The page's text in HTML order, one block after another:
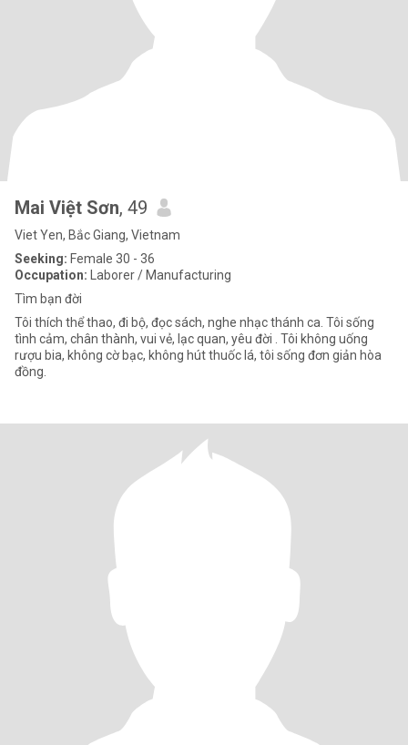
Mai Việt Sơn, 49
Viet Yen, Bắc Giang, Vietnam
Seeking: Female 30 - 36
Occupation: Laborer / Manufacturing
Tìm bạn đời
Tôi thích thể thao, đi bộ, đọc sách, nghe nhạc thánh ca. Tôi sống
tình cảm, chân thành, vui vẻ, lạc quan, yêu đời . Tôi không uống
rượu bia, không cờ bạc, không hút thuốc lá, tôi sống đơn giản hòa
đồng.